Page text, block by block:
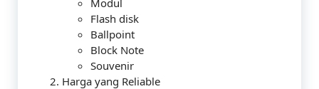
Modul
Flash disk
Ballpoint
Block Note
Souvenir
Harga yang Reliable